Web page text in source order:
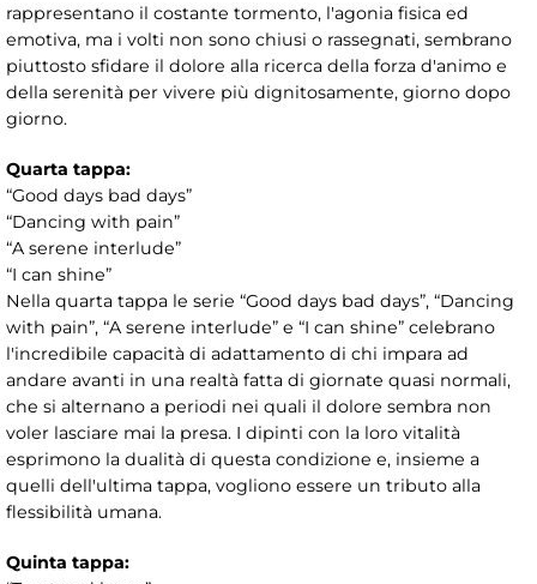
rappresentano il costante tormento, l'agonia fisica ed
emotiva, ma i volti non sono chiusi o rassegnati, sembrano
piuttosto sfidare il dolore alla ricerca della forza d'animo e
della serenità per vivere più dignitosamente, giorno dopo
giorno.
Quarta tappa:
“Good days bad days”
“Dancing with pain”
“A serene interlude”
“I can shine”
Nella quarta tappa le serie “Good days bad days”, “Dancing
with pain”, “A serene interlude” e “I can shine” celebrano
l'incredibile capacità di adattamento di chi impara ad
andare avanti in una realtà fatta di giornate quasi normali,
che si alternano a periodi nei quali il dolore sembra non
voler lasciare mai la presa. I dipinti con la loro vitalità
esprimono la dualità di questa condizione e, insieme a
quelli dell'ultima tappa, vogliono essere un tributo alla
flessibilità umana.
Quinta tappa: